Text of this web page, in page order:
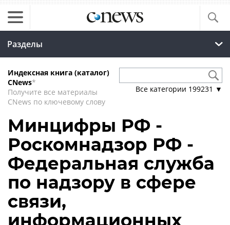
Разделы
Индексная книга (каталог)
CNews*
Получите все материалы
CNews по ключевому слову
Все категории 199231 ▼
Минцифры РФ -
Роскомнадзор РФ -
Федеральная служба
по надзору в сфере
связи,
информационных